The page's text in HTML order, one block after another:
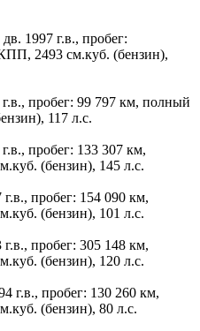
1997 г.в., пробег:
2493 см.куб. (бензин),
пробег: 99 797 км, полный
117 л.с.
пробег: 133 307 км,
(бензин), 145 л.с.
пробег: 154 090 км,
(бензин), 101 л.с.
пробег: 305 148 км,
(бензин), 120 л.с.
г.в., пробег: 130 260 км,
(бензин), 80 л.с.